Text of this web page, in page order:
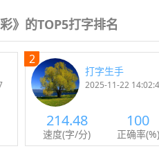
》的TOP5打字排名
2
打字生手
2025-11-22
214.48
速度(字/分)
100
正确率(%)